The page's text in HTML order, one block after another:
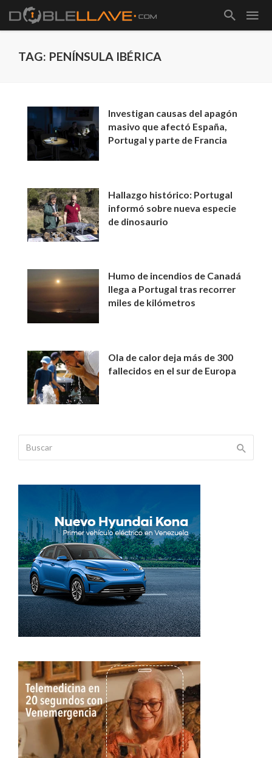
TAG: PENÍNSULA IBÉRICA
Investigan causas del apagón
masivo que afectó España,
Portugal y parte de Francia
Hallazgo histórico: Portugal
informó sobre nueva especie
de dinosaurio
Humo de incendios de Canadá
llega a Portugal tras recorrer
miles de kilómetros
Ola de calor deja más de 300
fallecidos en el sur de Europa